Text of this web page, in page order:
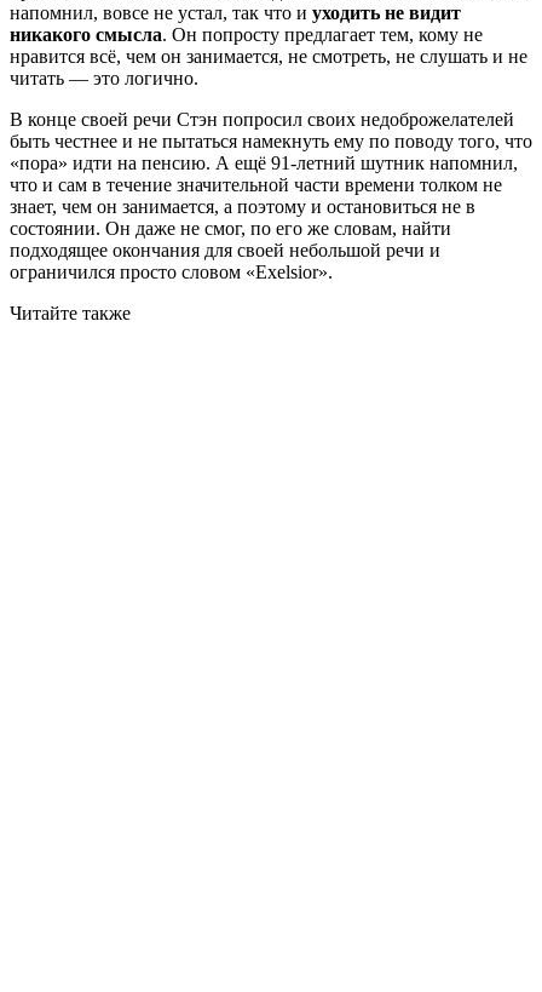
напомнил, вовсе не устал, так что и уходить не видит
никакого смысла. Он попросту предлагает тем, кому не
нравится всё, чем он занимается, не смотреть, не слушать и не
читать — это логично.
В конце своей речи Стэн попросил своих недоброжелателей
быть честнее и не пытаться намекнуть ему по поводу того, что
«пора» идти на пенсию. А ещё 91-летний шутник напомнил,
что и сам в течение значительной части времени толком не
знает, чем он занимается, а поэтому и остановиться не в
состоянии. Он даже не смог, по его же словам, найти
подходящее окончания для своей небольшой речи и
ограничился просто словом «Exelsior».
Читайте также